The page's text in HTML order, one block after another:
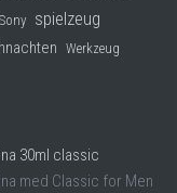
Sony spielzeug
Werkzeug
30ml classic
med Classic for Men